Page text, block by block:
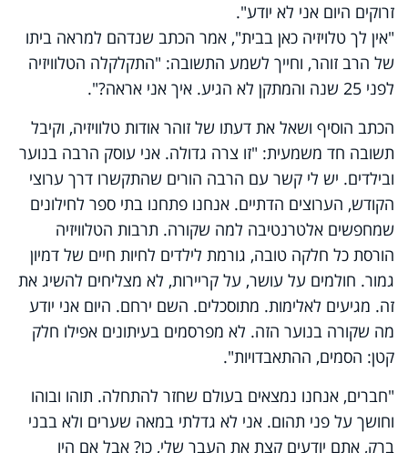
זרוקים היום אני לא יודע".
"אין לך טלויזיה כאן בבית", אמר הכתב שנדהם למראה ביתו
של הרב זוהר, וחייך לשמע התשובה: "התקלקלה הטלוויזיה
לפני 25 שנה והמתקן לא הגיע. איך אני אראה?".
הכתב הוסיף ושאל את דעתו של זוהר אודות טלוויזיה, וקיבל
תשובה חד משמעית: "זו צרה גדולה. אני עוסק הרבה בנוער
ובילדים. יש לי קשר עם הרבה הורים שהתקשרו דרך ערוצי
הקודש, הערוצים הדתיים. אנחנו פתחנו בתי ספר לחילונים
שמחפשים אלטרנטיבה למה שקורה. תרבות הטלוויזיה
הורסת כל חלקה טובה, גורמת לילדים לחיות חיים של דמיון
גמור. חולמים על עושר, על קריירות, לא מצליחים להשיג את
זה. מגיעים לאלימות. מתוסכלים. השם ירחם. היום אני יודע
מה שקורה בנוער הזה. לא מפרסמים בעיתונים אפילו חלק
קטן: הסמים, ההתאבדויות".
"חברים, אנחנו נמצאים בעולם שחזר להתחלה. תוהו ובוהו
וחושך על פני תהום. אני לא גדלתי במאה שערים ולא בבני
ברק, אתם יודעים קצת את העבר שלי, כן? אבל אם היו